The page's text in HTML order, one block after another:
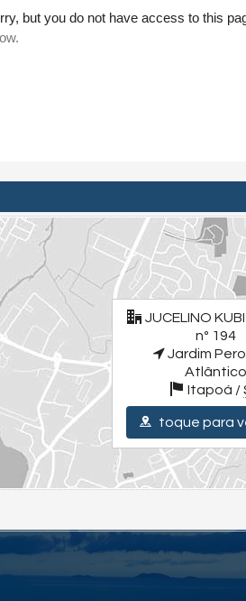
JUCELINO
nº 194
Jardim
Atlântico
Itapoá /
toque para